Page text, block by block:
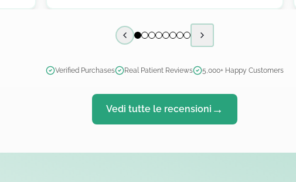
Previous slide Next slide
Verified Purchases Real Patient Reviews 5,000+ Happy Customers
Vedi tutte le recensioni →